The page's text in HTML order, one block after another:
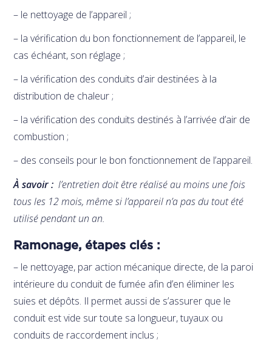
– le nettoyage de l’appareil ;
– la vérification du bon fonctionnement de l’appareil, le
cas échéant, son réglage ;
– la vérification des conduits d’air destinées à la
distribution de chaleur ;
– la vérification des conduits destinés à l’arrivée d’air de
combustion ;
– des conseils pour le bon fonctionnement de l’appareil.
À savoir : l’entretien doit être réalisé au moins une fois
tous les 12 mois, même si l’appareil n’a pas du tout été
utilisé pendant un an.
Ramonage, étapes clés :
– le nettoyage, par action mécanique directe, de la paroi
intérieure du conduit de fumée afin d’en éliminer les
suies et dépôts. Il permet aussi de s’assurer que le
conduit est vide sur toute sa longueur, tuyaux ou
conduits de raccordement inclus ;